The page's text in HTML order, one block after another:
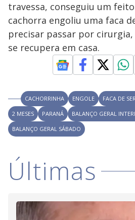
travessa, conseguiu um
cachorra engoliu uma faca
precisar passar por cirurgia,
se recupera em casa.
CACHORRINHA ENGOLE FACA DE
2 MESES
PARANÁ
BALANÇO GERAL
BALANÇO GERAL SÁBADO
Últimas